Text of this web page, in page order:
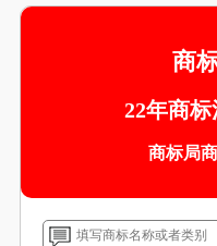
商
22年商标
商标局